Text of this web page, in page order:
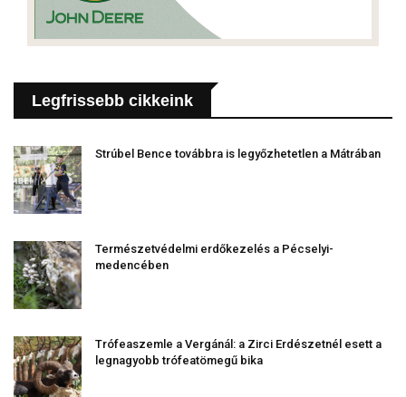
Legfrissebb cikkeink
Strúbel Bence továbbra is legyőzhetetlen a Mátrában
Természetvédelmi erdőkezelés a Pécselyi-
medencében
Trófeaszemle a Vergánál: a Zirci Erdészetnél esett a
legnagyobb trófeatömegű bika